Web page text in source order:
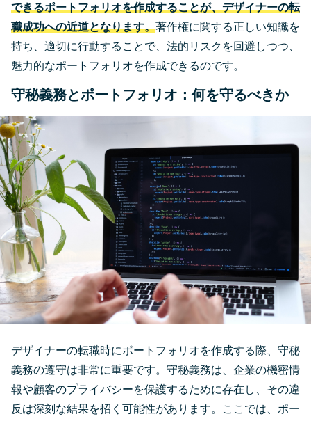
できるポートフォリオを作成することが、デザイナーの転
職成功への近道となります。著作権に関する正しい知識を
持ち、適切に行動することで、法的リスクを回避しつつ、
魅力的なポートフォリオを作成できるのです。
守秘義務とポートフォリオ：何を守るべきか
デザイナーの転職時にポートフォリオを作成する際、守秘
義務の遵守は非常に重要です。守秘義務は、企業の機密情
報や顧客のプライバシーを保護するために存在し、その違
反は深刻な結果を招く可能性があります。ここでは、ポー